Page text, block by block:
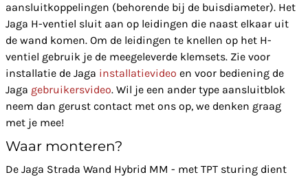
aansluitkoppelingen (behorende bij de buisdiameter). Het
Jaga H-ventiel sluit aan op leidingen die naast elkaar uit
de wand komen. Om de leidingen te knellen op het H-
ventiel gebruik je de meegeleverde klemsets. Zie voor
installatie de Jaga installatievideo en voor bediening de
Jaga gebruikersvideo. Wil je een ander type aansluitblok
neem dan gerust contact met ons op, we denken graag
met je mee!
Waar monteren?
De Jaga Strada Wand Hybrid MM - met TPT sturing dient